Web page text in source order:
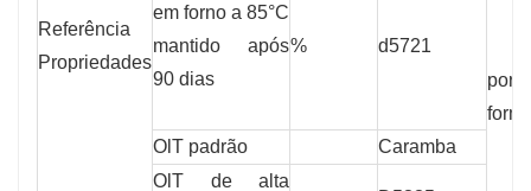
Referência
Propriedades
em forno a 85°C
mantido após
90 dias
%
d5721
por
OlT padrão
Caramba
OlT de alta